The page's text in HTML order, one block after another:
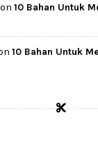
on10 Bahan Untuk
10 Bahan Untuk